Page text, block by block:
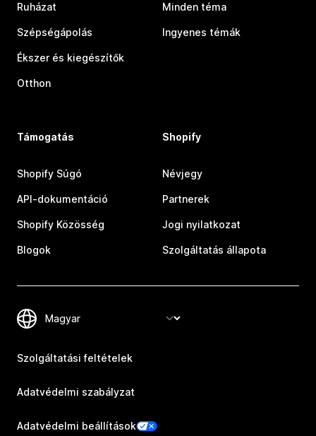
Ruházat
Szépségápolás
Ékszer és kiegészítők
Otthon
Minden téma
Ingyenes témák
Támogatás
Shopify Súgó
API-dokumentáció
Shopify Közösség
Blogok
Shopify
Névjegy
Partnerek
Jogi nyilatkozat
Szolgáltatás állapota
Szolgáltatási feltételek
Adatvédelmi szabályzat
Adatvédelmi beállítások